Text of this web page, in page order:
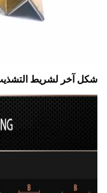
شكل آخر لشريط التشذيب